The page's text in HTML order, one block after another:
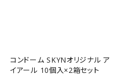
コンドーム SKYNオリジナル ア
イアール 10個入×2箱セット